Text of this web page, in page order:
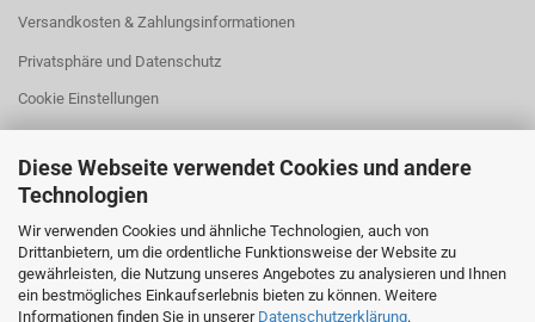
Diese Webseite verwendet Cookies und andere
Technologien
Wir verwenden Cookies und ähnliche Technologien, auch von
Drittanbietern, um die ordentliche Funktionsweise der Website zu
gewährleisten, die Nutzung unseres Angebotes zu analysieren und Ihnen
ein bestmögliches Einkaufserlebnis bieten zu können. Weitere
Informationen finden Sie in unserer Datenschutzerklärung.
Versandkosten & Zahlungsinformationen
Privatsphäre und Datenschutz
Cookie Einstellungen
HILFREICHES
Fehlmenge?
Größenangaben